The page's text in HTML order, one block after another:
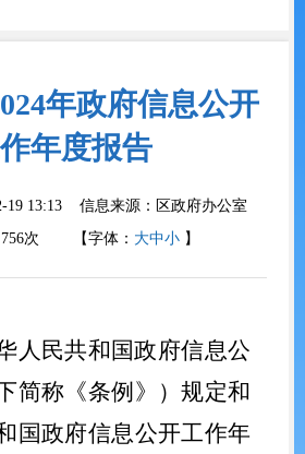
年政府信息公开
年度报告
19 13:13 信息来源： 区政府办公室
756次 【字体： 大中小】
人民共和国政府信息公
简称《条例》）规定和
国政府信息公开工作年